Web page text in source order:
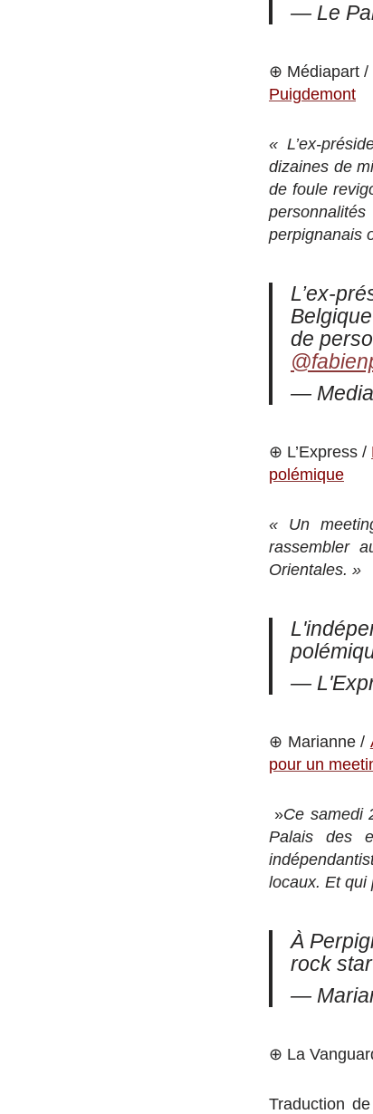
— Le
⊕ Médiapart /
Puigdemont
« L’ex-
dizaines de
de foule
perpignanais
L’ex-
de
—
⊕ L’Express /
polémique
« Un
rassembler
Orientales. »
—
⊕ Marianne /
pour un
​ »Ce samedi
Palais des
locaux. Et qui
À
rock
—
⊕ La
Traduction